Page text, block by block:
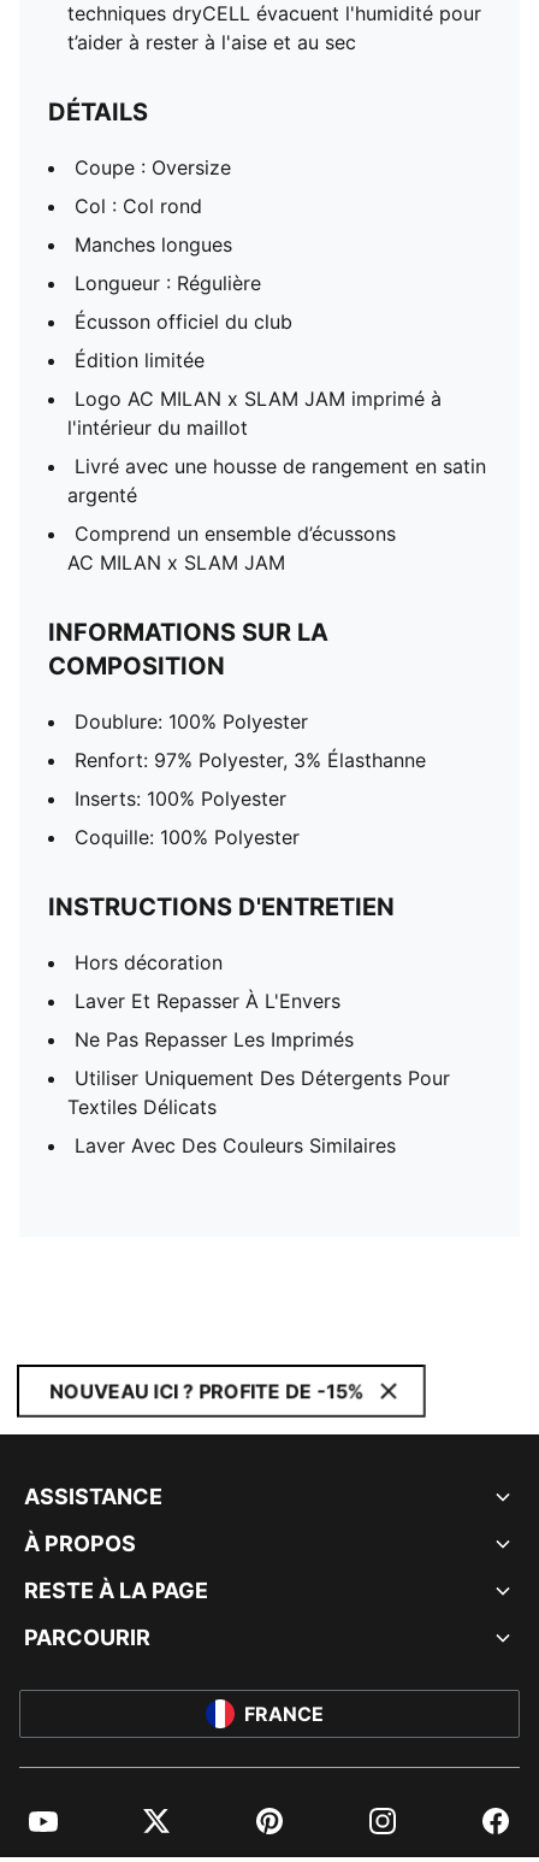
techniques dryCELL évacuent l'humidité pour
t’aider à rester à l'aise et au sec
DÉTAILS
Coupe : Oversize
Col : Col rond
Manches longues
Longueur : Régulière
Écusson officiel du club
Édition limitée
Logo AC MILAN x SLAM JAM imprimé à
l'intérieur du maillot
Livré avec une housse de rangement en satin
argenté
Comprend un ensemble d’écussons
AC MILAN x SLAM JAM
INFORMATIONS SUR LA
COMPOSITION
Doublure: 100% Polyester
Renfort: 97% Polyester, 3% Élasthanne
Inserts: 100% Polyester
Coquille: 100% Polyester
INSTRUCTIONS D'ENTRETIEN
Hors décoration
Laver Et Repasser À L'Envers
Ne Pas Repasser Les Imprimés
Utiliser Uniquement Des Détergents Pour
Textiles Délicats
Laver Avec Des Couleurs Similaires
NOUVEAU ICI ? PROFITE DE -15%
ASSISTANCE
À PROPOS
RESTE À LA PAGE
PARCOURIR
FRANCE
YouTube Twitter Pinterest Instagram